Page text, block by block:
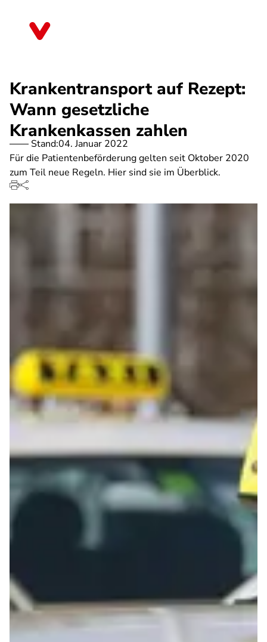
Krankentransport auf Rezept:
Wann gesetzliche
Krankenkassen zahlen
Stand:04. Januar 2022
Für die Patientenbeförderung gelten seit Oktober 2020
zum Teil neue Regeln. Hier sind sie im Überblick.